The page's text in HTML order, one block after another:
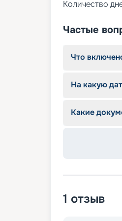
Количество
Частые
Что
На какую
Какие
1 отзыв